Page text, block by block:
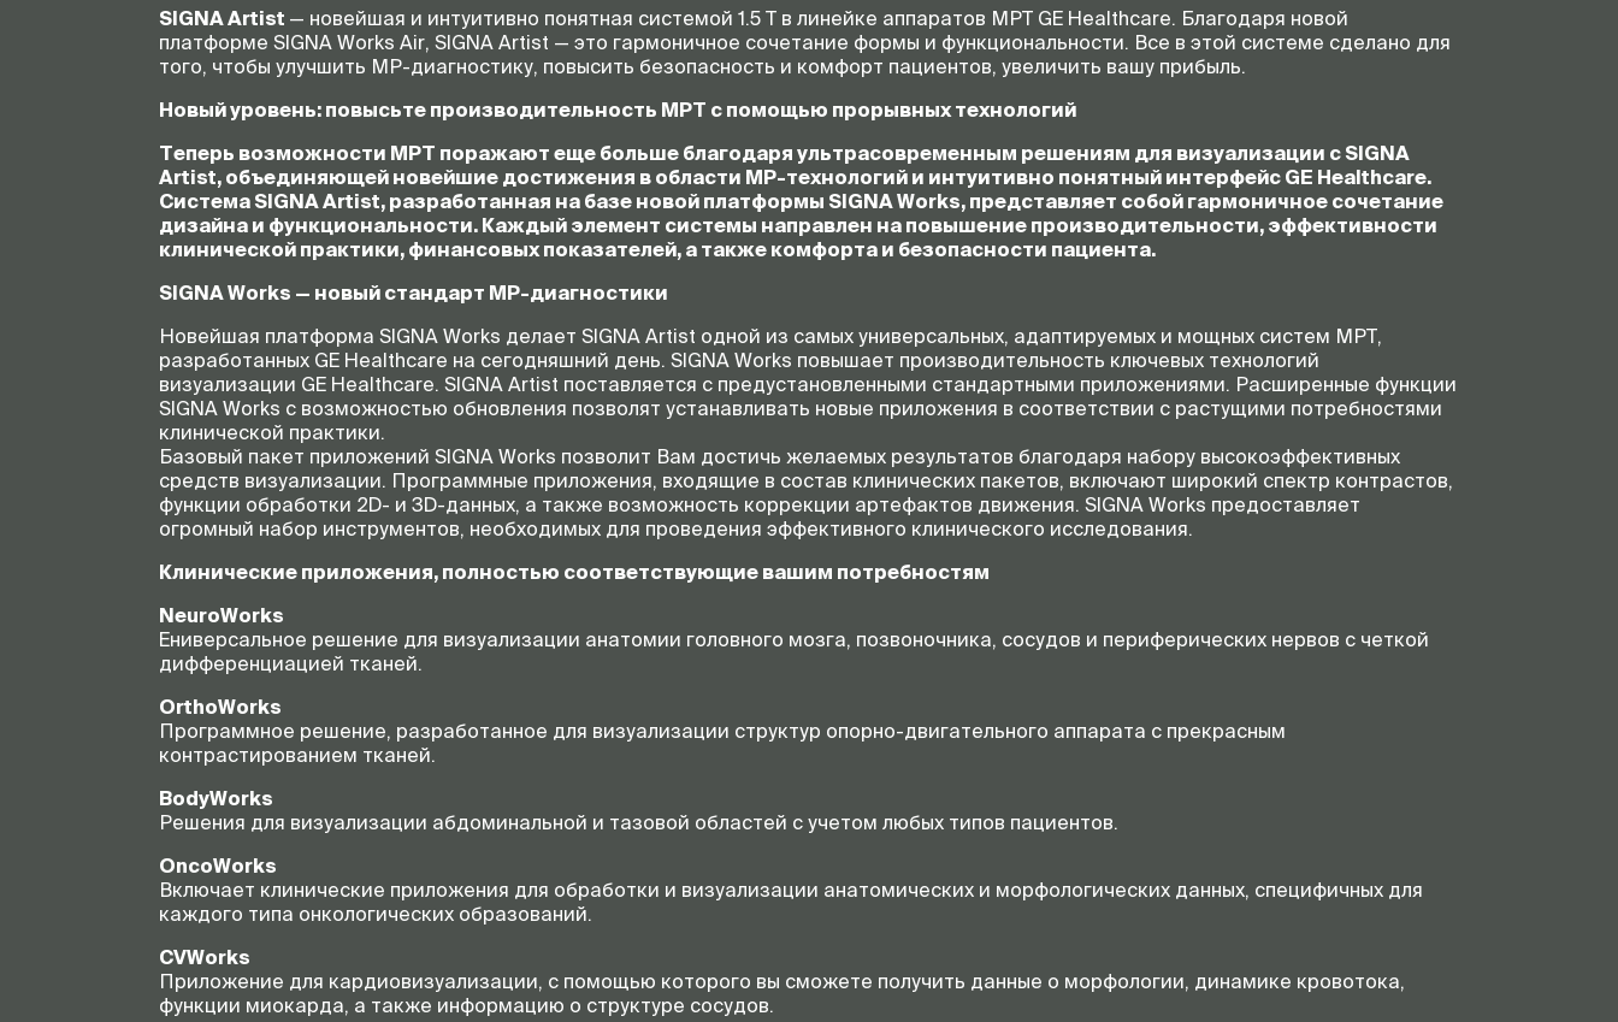
SIGNA Artist — новейшая и интуитивно понятная системой 1.5 T в линейке аппаратов МРТ GE Healthcare. Благодаря новой
платформе SIGNA Works Air, SIGNA Artist — это гармоничное сочетание формы и функциональности. Все в этой системе сделано для
того, чтобы улучшить МР-диагностику, повысить безопасность и комфорт пациентов, увеличить вашу прибыль.
Новый уровень: повысьте производительность МРТ с помощью прорывных технологий
Теперь возможности МРТ поражают еще больше благодаря ультрасовременным решениям для визуализации с SIGNA
Artist, объединяющей новейшие достижения в области МР-технологий и интуитивно понятный интерфейс GE Healthcare.
Система SIGNAArtist, разработанная на базе новой платформы SIGNA Works, представляет собой гармоничное сочетание
дизайна и функциональности. Каждый элемент системы направлен на повышение производительности, эффективности
клинической практики, финансовых показателей, а также комфорта и безопасности пациента.
SIGNA Works — новый стандарт МР-диагностики
Новейшая платформа SIGNA Works делает SIGNA Artist одной из самых универсальных, адаптируемых и мощных систем МРТ,
разработанных GE Healthcare на сегодняшний день. SIGNA Works повышает производительность ключевых технологий
визуализации GE Healthcare. SIGNA Artist поставляется с предустановленными стандартными приложениями. Расширенные функции
SIGNA Works с возможностью обновления позволят устанавливать новые приложения в соответствии с растущими потребностями
клинической практики.
Базовый пакет приложений SIGNA Works позволит Вам достичь желаемых результатов благодаря набору высокоэффективных
средств визуализации. Программные приложения, входящие в состав клинических пакетов, включают широкий спектр контрастов,
функции обработки 2D- и 3D-данных, а также возможность коррекции артефактов движения. SIGNA Works предоставляет
огромный набор инструментов, необходимых для проведения эффективного клинического исследования.
Клинические приложения, полностью соответствующие вашим потребностям
NeuroWorks
Eниверсальное решение для визуализации анатомии головного мозга, позвоночника, сосудов и периферических нервов с четкой
дифференциацией тканей.
OrthoWorks
Программное решение, разработанное для визуализации структур опорно-двигательного аппарата с прекрасным
контрастированием тканей.
BodyWorks
Решения для визуализации абдоминальной и тазовой областей с учетом любых типов пациентов.
OncoWorks
Включает клинические приложения для обработки и визуализации анатомических и морфологических данных, специфичных для
каждого типа онкологических образований.
CVWorks
Приложение для кардиовизуализации, с помощью которого вы сможете получить данные о морфологии, динамике кровотока,
функции миокарда, а также информацию о структуре сосудов.